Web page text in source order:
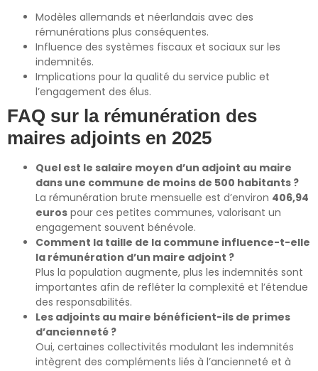
Modèles allemands et néerlandais avec des
rémunérations plus conséquentes.
Influence des systèmes fiscaux et sociaux sur les
indemnités.
Implications pour la qualité du service public et
l’engagement des élus.
FAQ sur la rémunération des
maires adjoints en 2025
Quel est le salaire moyen d’un adjoint au maire
dans une commune de moins de 500 habitants ?
La rémunération brute mensuelle est d’environ 406,94
euros pour ces petites communes, valorisant un
engagement souvent bénévole.
Comment la taille de la commune influence-t-elle
la rémunération d’un maire adjoint ?
Plus la population augmente, plus les indemnités sont
importantes afin de refléter la complexité et l’étendue
des responsabilités.
Les adjoints au maire bénéficient-ils de primes
d’ancienneté ?
Oui, certaines collectivités modulant les indemnités
intègrent des compléments liés à l’ancienneté et à